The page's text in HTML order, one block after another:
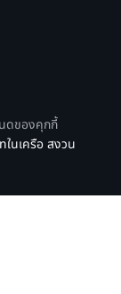
ดของคุกกี้
นเครือ สงวน